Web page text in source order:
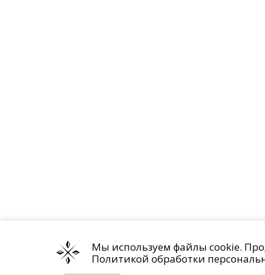
Мы используем файлы cookie.
Политикой обработки